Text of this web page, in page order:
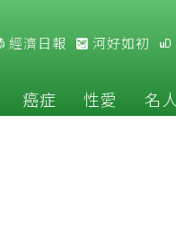
經濟日報 河好如初
癌症 性愛 名人